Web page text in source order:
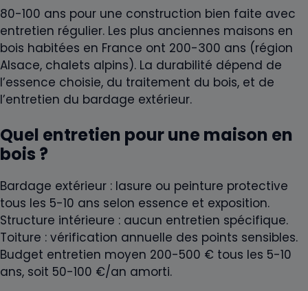
80-100 ans pour une construction bien faite avec
entretien régulier. Les plus anciennes maisons en
bois habitées en France ont 200-300 ans (région
Alsace, chalets alpins). La durabilité dépend de
l’essence choisie, du traitement du bois, et de
l’entretien du bardage extérieur.
Quel entretien pour une maison en
bois ?
Bardage extérieur : lasure ou peinture protective
tous les 5-10 ans selon essence et exposition.
Structure intérieure : aucun entretien spécifique.
Toiture : vérification annuelle des points sensibles.
Budget entretien moyen 200-500 € tous les 5-10
ans, soit 50-100 €/an amorti.